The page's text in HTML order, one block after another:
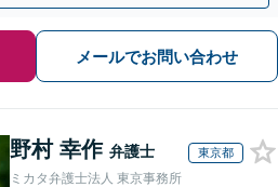
メールでお問い合わせ
野村 幸作 弁護士 東京都
ミカタ弁護士法人 東京事務所